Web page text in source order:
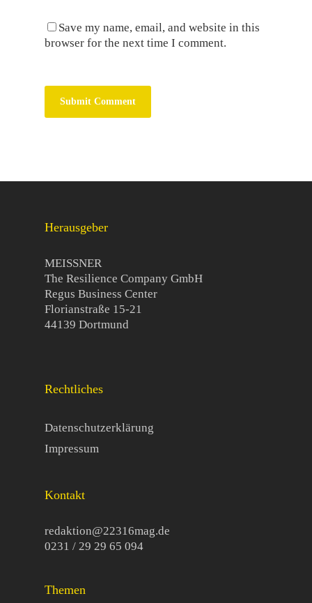
Save my name, email, and website in this
browser for the next time I comment.
Herausgeber
MEISSNER
The Resilience Company GmbH
Regus Business Center
Florianstraße 15-21
44139 Dortmund
Rechtliches
Datenschutzerklärung
Impressum
Kontakt
redaktion@22316mag.de
0231 / 29 29 65 094
Themen